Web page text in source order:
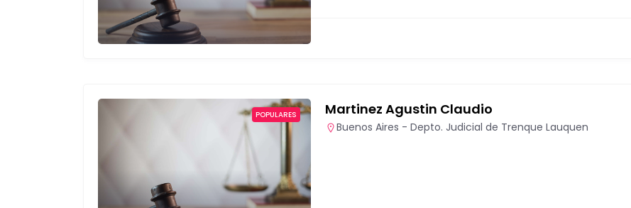
POPULARES Martinez Agustin Claudio
Buenos Aires - Depto. Judicial de Trenque Lauquen